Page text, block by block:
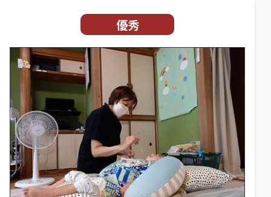
優秀